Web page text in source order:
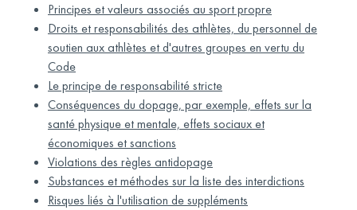
Principes et valeurs associés au sport propre
Droits et responsabilités des athlètes, du personnel de
soutien aux athlètes et d'autres groupes en vertu du
Code
Le principe de responsabilité stricte
Conséquences du dopage, par exemple, effets sur la
santé physique et mentale, effets sociaux et
économiques et sanctions
Violations des règles antidopage
Substances et méthodes sur la liste des interdictions
Risques liés à l'utilisation de suppléments